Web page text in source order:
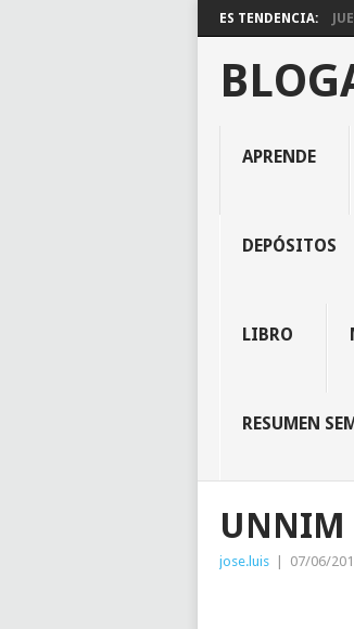
ES TENDENCIA:
APRENDE
DEPÓSITOS
LIBRO
RESUMEN
UNNIM
jose.luis 07/06/